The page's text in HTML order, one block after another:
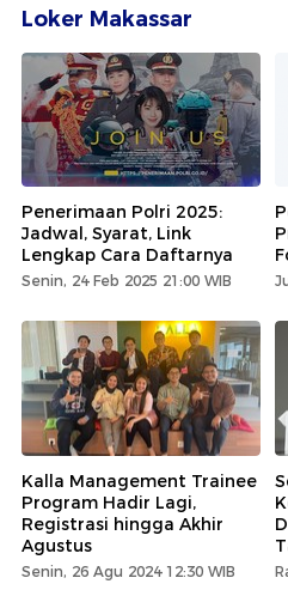
Loker Makassar
Penerimaan Polri 2025:
Jadwal, Syarat, Link
Lengkap Cara Daftarnya
Senin, 24 Feb 2025 21:00 WIB
Kalla Management Trainee
Program Hadir Lagi,
Registrasi hingga Akhir
Agustus
Senin, 26 Agu 2024 12:30 WIB